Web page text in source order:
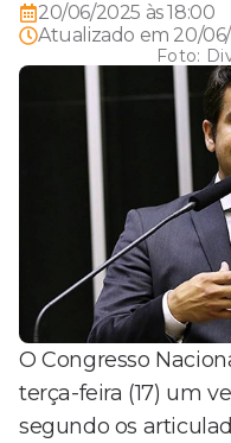
20/06/2025 às 18:00
Atualizado em 20/
Foto:
O Congresso
terça-feira (17) um
segundo os